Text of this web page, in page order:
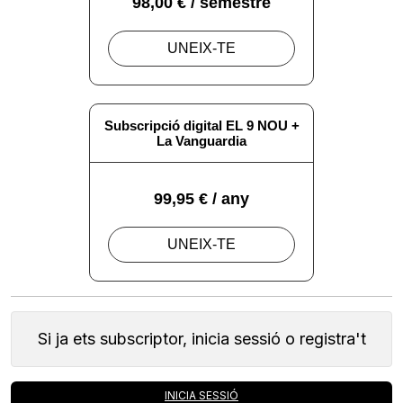
Si ja ets subscriptor, inicia sessió o registra't
INICIA SESSIÓ